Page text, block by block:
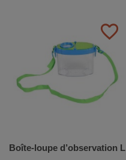
favorite_border
Boîte-loupe d’observation L